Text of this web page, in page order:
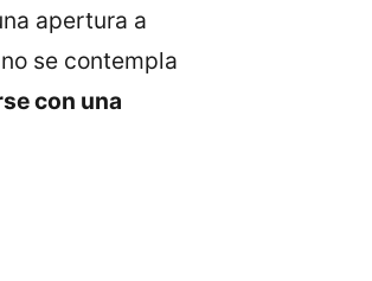
apertura a
se contempla
con una